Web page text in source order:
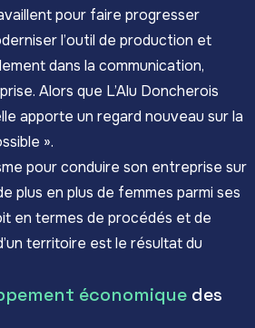
pour faire progresser
l’outil de production et
dans la communication,
Alors que L’Alu Doncherois
apporte un regard nouveau sur la
».
pour conduire son entreprise sur
plus en plus de femmes parmi ses
en termes de procédés et de
territoire est le résultat du
économique des